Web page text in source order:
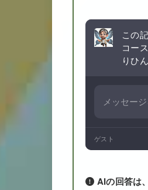
この
コー
りひ
ゲスト
AIの回答は